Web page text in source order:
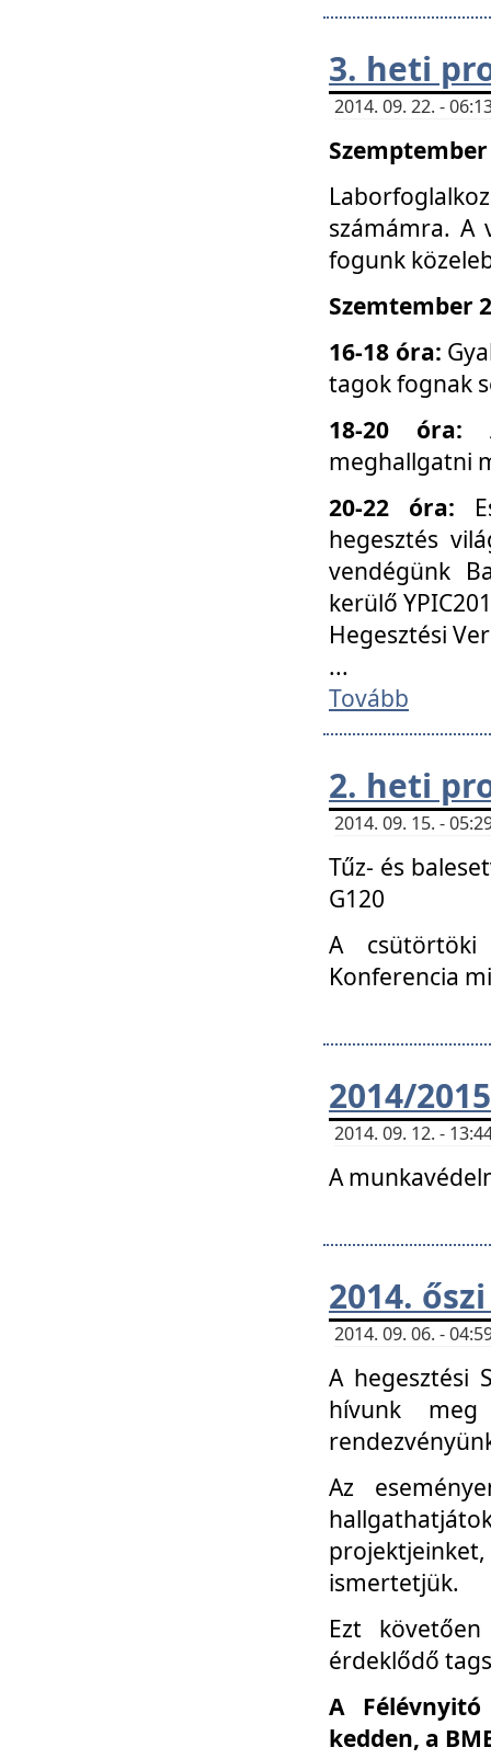
3. heti
2014. 09. 22. -
számámra. A
fogunk
Szemtember
16-18 óra:
tagok fognak
18-20 óra:
meghallgatni
20-22 óra:
hegesztés
vendégünk
kerülő
Hegesztési
...
Tovább
2. heti
2014. 09. 15. -
Tűz- és
G120
A csütörtöki
Konferencia
2014/
2014. 09. 12. -
A
2014.
2014. 09. 06. -
A hegesztési
hívunk
Az
ismertetjük.
Ezt
érdeklődő
A
kedden, a